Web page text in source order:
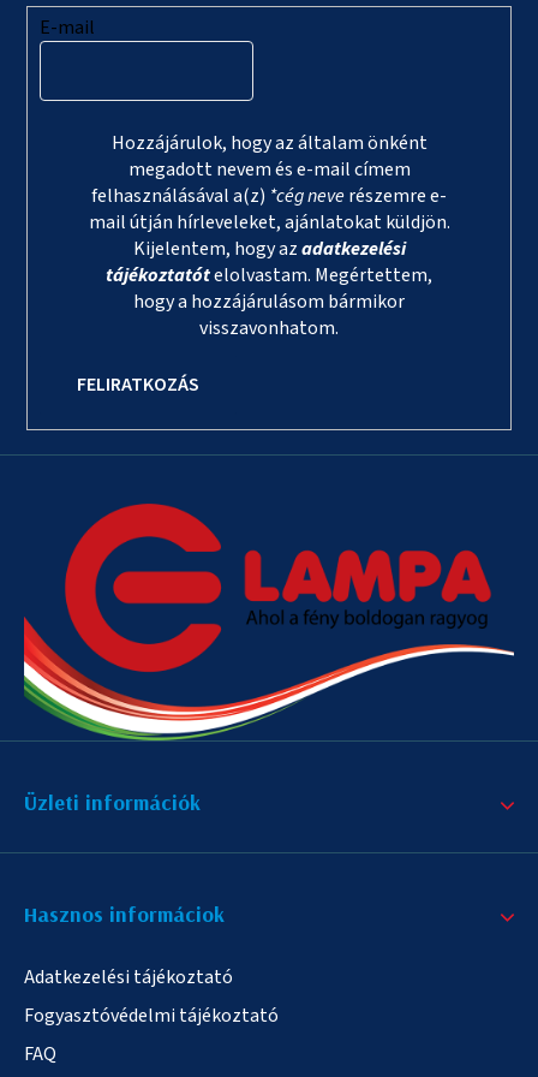
E-mail
Hozzájárulok, hogy az általam önként
megadott nevem és e-mail címem
felhasználásával a(z) *cég neverészemre e-
mail útján hírleveleket, ajánlatokat küldjön.
Kijelentem, hogy azadatkezelési
tájékoztatótelolvastam. Megértettem,
hogy a hozzájárulásom bármikor
visszavonhatom.
FELIRATKOZÁS
Üzleti információk
Hasznos informáciok
Adatkezelési tájékoztató
Fogyasztóvédelmi tájékoztató
FAQ